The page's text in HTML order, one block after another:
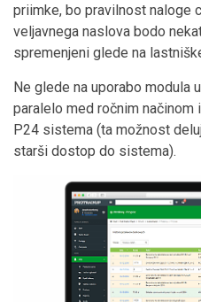
priimke, bo pravilnost naloge
veljavnega naslova bodo
spremenjeni glede na
Ne glede na uporabo modula
paralelo med ročnim načinom
P24 sistema (ta možnost
starši dostop do sistema).